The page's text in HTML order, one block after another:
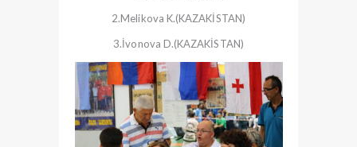
2.Melikova K.(KAZAKİSTAN)
3.İvonova D.(KAZAKİSTAN)